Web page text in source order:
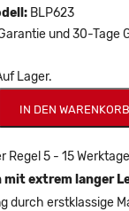
BLP623
und 30-Tage
Lager.
IN DEN WARENKORB
Regel 5 - 15
mit extrem langer
durch erstklassige